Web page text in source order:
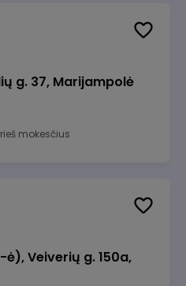
g. 37, Marijampolė
mokesčius
Veiverių g. 150a,